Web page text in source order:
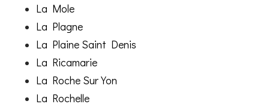
La Mole
La Plagne
La Plaine Saint Denis
La Ricamarie
La Roche Sur Yon
La Rochelle